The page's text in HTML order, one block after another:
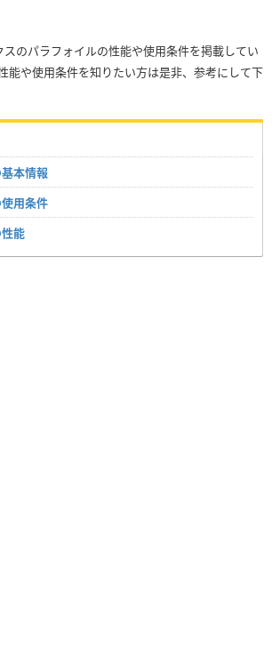
のパラフォイルの性能や使用条件を掲載してい
能や使用条件を知りたい方は是非、参考にして下
本情報
用条件
能